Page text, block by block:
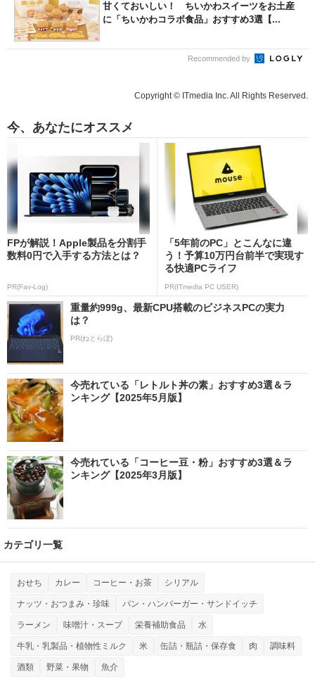
甘くておいしい！ ちいかわスイーツをお土産
に「ちいかわコラボ食品」おすすめ3選【...
Recommended by
Copyright © ITmedia Inc. All Rights Reserved.
今、あなたにオススメ
FPが解説！Apple製品を分割手
数料0円で入手する方法とは？
PR(Fav-Log)
「5年前のPC」とこんなに違
う！予算10万円台前半で実現す
る快適PCライフ
PR(ITmedia PC USER)
重量約999g、最新CPU搭載のビジネスPCの実力
は？
PR(ねとらぼ)
今売れている「レトルト丼の素」おすすめ3選＆ラ
ンキング【2025年5月版】
今売れている「コーヒー豆・粉」おすすめ3選＆ラ
ンキング【2025年3月版】
カテゴリ一覧
おせち カレー コーヒー・お茶 シリアル
ナッツ・おつまみ・珍味 パン・ハンバーガー・サンドイッチ
ラーメン 味噌汁・スープ 栄養補助食品 水
牛乳・乳製品・植物性ミルク 米 缶詰・瓶詰・保存食 肉 調味料
酒類 野菜・果物 魚介